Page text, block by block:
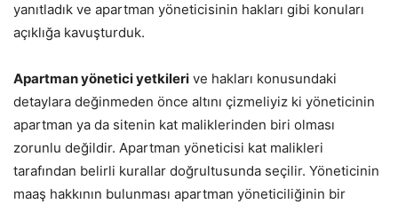
yanıtladık ve apartman yöneticisinin hakları gibi konuları
açıklığa kavuşturduk.
Apartman yönetici yetkileri ve hakları konusundaki
detaylara değinmeden önce altını çizmeliyiz ki yöneticinin
apartman ya da sitenin kat maliklerinden biri olması
zorunlu değildir. Apartman yöneticisi kat malikleri
tarafından belirli kurallar doğrultusunda seçilir. Yöneticinin
maaş hakkının bulunması apartman yöneticiliğinin bir